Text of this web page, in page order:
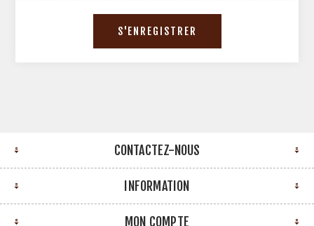
CONTACTEZ-NOUS
INFORMATION
MON COMPTE